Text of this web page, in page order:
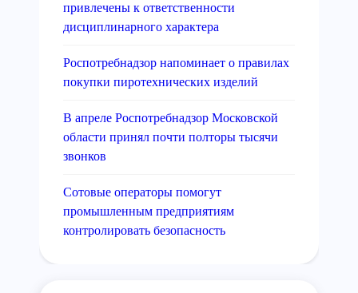
привлечены к ответственности
дисциплинарного характера
Роспотребнадзор напоминает о правилах
покупки пиротехнических изделий
В апреле Роспотребнадзор Московской
области принял почти полторы тысячи
звонков
Сотовые операторы помогут
промышленным предприятиям
контролировать безопасность